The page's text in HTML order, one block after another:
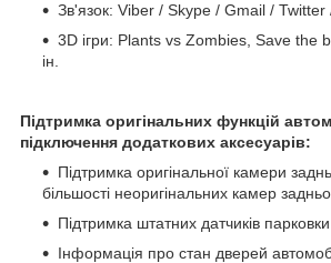
Зв'язок: Viber / Skype / Gmail / Twitter /
3D ігри: Plants vs Zombies, Save the
ін.
Підтримка оригінальних функцій
підключення додаткових аксесуарів:
Підтримка оригінальної камери
більшості неоригінальних камер
Підтримка штатних датчиків парковки
Інформація про стан дверей